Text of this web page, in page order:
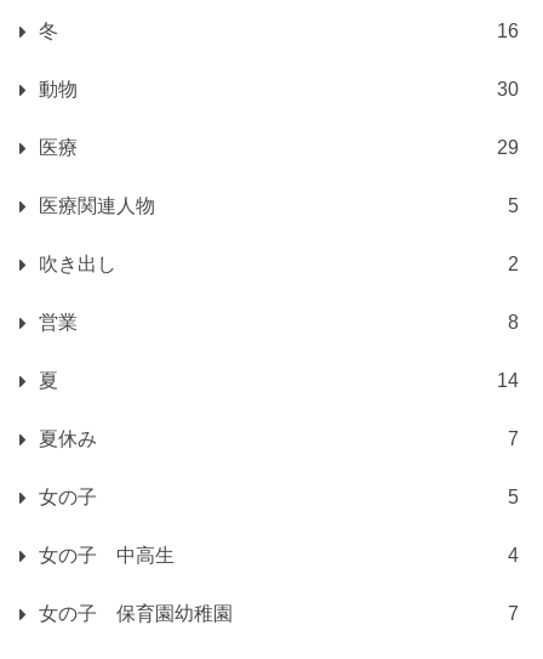
冬 16
動物 30
医療 29
医療関連人物 5
吹き出し 2
営業 8
夏 14
夏休み 7
女の子 5
女の子 中高生 4
女の子 保育園幼稚園 7